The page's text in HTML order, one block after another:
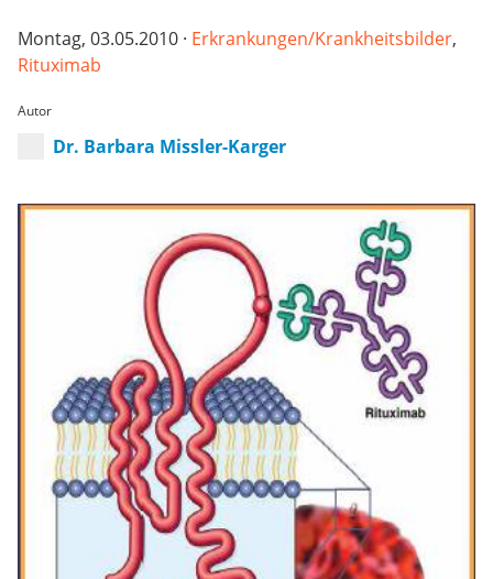
Montag, 03.05.2010 · Erkrankungen/Krankheitsbilder,
Rituximab
Autor
Dr. Barbara Missler-Karger